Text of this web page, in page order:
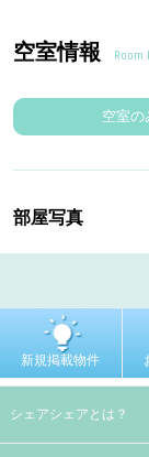
空室情報 Room
空室の
部屋写真
新規掲載物件
シェアシェアとは？